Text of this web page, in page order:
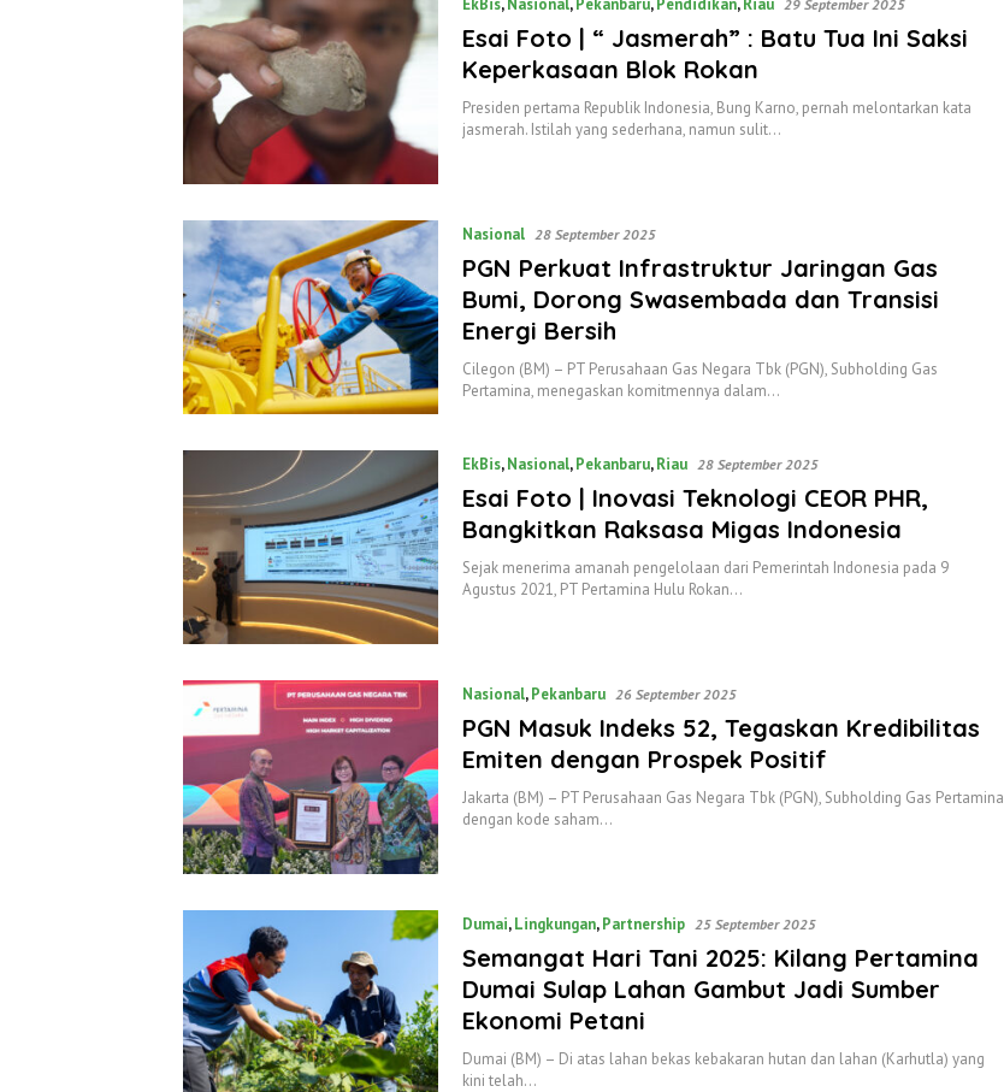
EkBis,Nasional,Pekanbaru,Pendidikan,Riau 29 September 2025
Esai Foto | “ Jasmerah” : Batu Tua Ini Saksi
Keperkasaan Blok Rokan
Presiden pertama Republik Indonesia, Bung Karno, pernah melontarkan kata
jasmerah. Istilah yang sederhana, namun sulit…
Nasional 28 September 2025
PGN Perkuat Infrastruktur Jaringan Gas
Bumi, Dorong Swasembada dan Transisi
Energi Bersih
Cilegon (BM) – PT Perusahaan Gas Negara Tbk (PGN), Subholding Gas
Pertamina, menegaskan komitmennya dalam…
EkBis,Nasional,Pekanbaru,Riau 28 September 2025
Esai Foto | Inovasi Teknologi CEOR PHR,
Bangkitkan Raksasa Migas Indonesia
Sejak menerima amanah pengelolaan dari Pemerintah Indonesia pada 9
Agustus 2021, PT Pertamina Hulu Rokan…
Nasional,Pekanbaru 26 September 2025
PGN Masuk Indeks 52, Tegaskan Kredibilitas
Emiten dengan Prospek Positif
Jakarta (BM) – PT Perusahaan Gas Negara Tbk (PGN), Subholding Gas Pertamina
dengan kode saham…
Dumai,Lingkungan,Partnership 25 September 2025
Semangat Hari Tani 2025: Kilang Pertamina
Dumai Sulap Lahan Gambut Jadi Sumber
Ekonomi Petani
Dumai (BM) – Di atas lahan bekas kebakaran hutan dan lahan (Karhutla) yang
kini telah…